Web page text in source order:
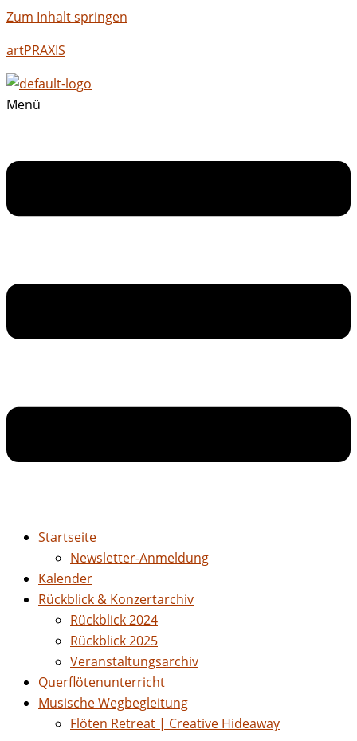
Zum Inhalt springen
artPRAXIS
Menü
Startseite
Newsletter-Anmeldung
Kalender
Rückblick & Konzertarchiv
Rückblick 2024
Rückblick 2025
Veranstaltungsarchiv
Querflötenunterricht
Musische Wegbegleitung
Flöten Retreat | Creative Hideaway